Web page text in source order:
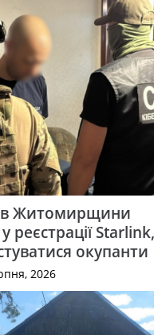
Житомирщини
реєстрації
окупанти
2026